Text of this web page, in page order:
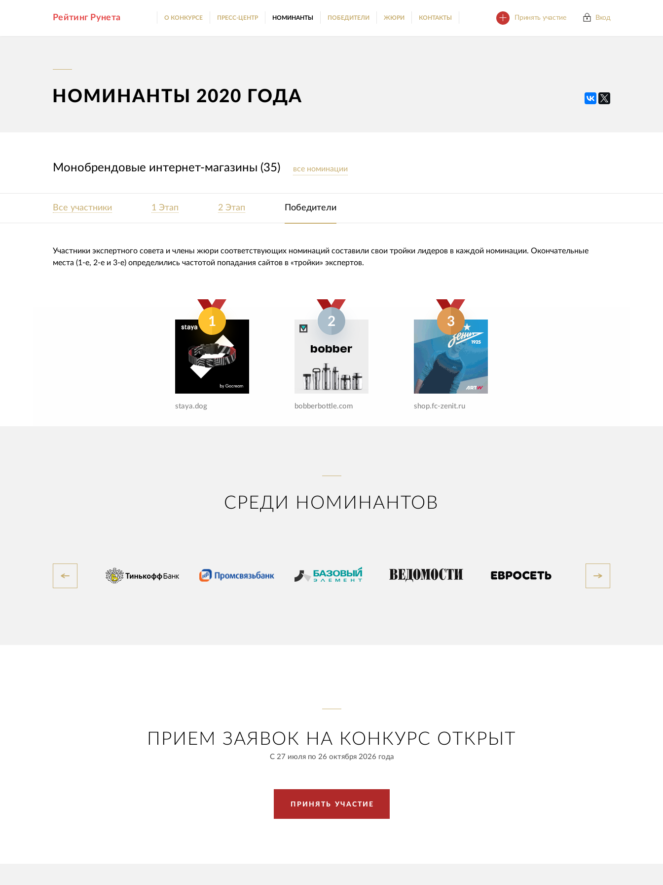
Принять участие Вход
Рейтинг Рунета О КОНКУРСЕ ПРЕСС-ЦЕНТР НОМИНАНТЫ ПОБЕДИТЕЛИ ЖЮРИ КОНТАКТЫ
НОМИНАНТЫ 2020 ГОДА
Монобрендовые интернет-магазины (35) все номинации
Все участники 1 Этап 2 Этап Победители
Участники экспертного совета и члены жюри соответствующих номинаций составили свои тройки лидеров в каждой номинации. Окончательные
места (1-е, 2-е и 3-е) определились частотой попадания сайтов в «тройки» экспертов.
1
staya.dog
2
bobberbottle.com
3
shop.fc-zenit.ru
СРЕДИ НОМИНАНТОВ
ПРИЕМ ЗАЯВОК НА КОНКУРС ОТКРЫТ
С 27 июля по 26 октября 2026 года
П Р И Н Я Т Ь УЧ АСТ И Е